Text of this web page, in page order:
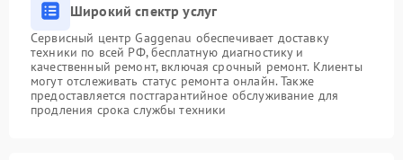
Широкий спектр услуг
Сервисный центр Gaggenau обеспечивает доставку
техники по всей РФ, бесплатную диагностику и
качественный ремонт, включая срочный ремонт. Клиенты
могут отслеживать статус ремонта онлайн. Также
предоставляется постгарантийное обслуживание для
продления срока службы техники